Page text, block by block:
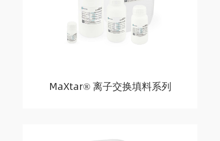
MaXtar® 离子交换填料系列